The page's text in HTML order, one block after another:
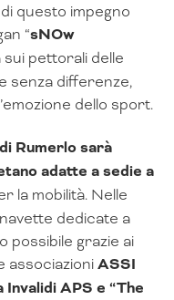
questo impegno
“sNOw
pettorali delle
senza differenze,
dello sport.
Rumerlo sarà
adatte a sedie a
la mobilità. Nelle
dedicate a
possibile grazie ai
associazioniASSI
APS e “The